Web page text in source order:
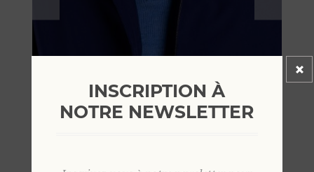
INSCRIPTION À
NOTRE NEWSLETTER